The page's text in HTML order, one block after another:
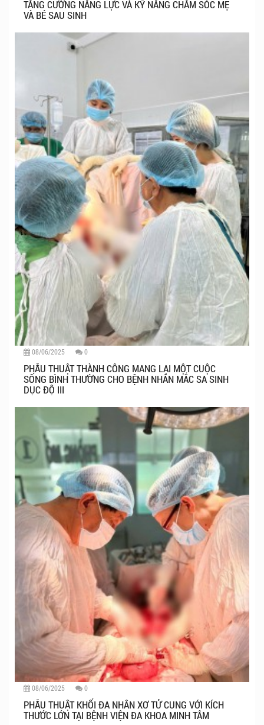
TĂNG CƯỜNG NĂNG LỰC VÀ KỸ NĂNG CHĂM SÓC MẸ
VÀ BÉ SAU SINH
08/06/2025 0
PHẪU THUẬT THÀNH CÔNG MANG LẠI MỘT CUỘC
SỐNG BÌNH THƯỜNG CHO BỆNH NHÂN MẮC SA SINH
DỤC ĐỘ III
08/06/2025 0
PHẪU THUẬT KHỐI ĐA NHÂN XƠ TỬ CUNG VỚI KÍCH
THƯỚC LỚN TẠI BỆNH VIỆN ĐA KHOA MINH TÂM